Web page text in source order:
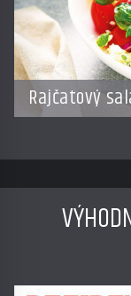
Rajčatový